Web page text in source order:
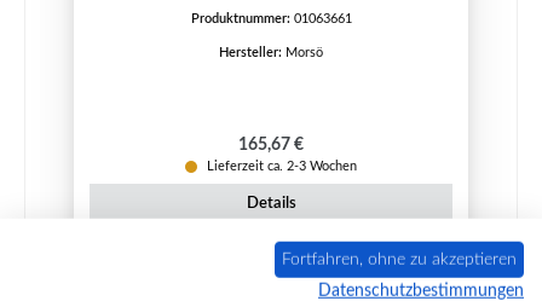
Produktnummer: 01063661
Hersteller: Morsö
Regulärer Preis:
165,67 €
Lieferzeit ca. 2-3 Wochen
Details
Fortfahren, ohne zu akzeptieren
Datenschutzbestimmungen